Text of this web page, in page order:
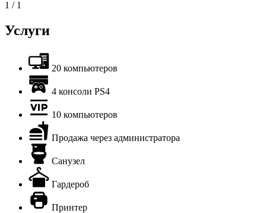
1 / 1
Услуги
20 компьютеров
4 консоли PS4
10 компьютеров
Продажа через администратора
Санузел
Гардероб
Принтер